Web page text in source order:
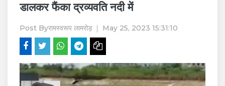
डालकर फैंका द्रव्यवति नदी में
Post Byरामस्वरूप लामरोड़ May 25, 2023 15:31:10